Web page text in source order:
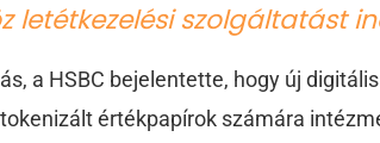
letétkezelési szolgáltatást
a HSBC bejelentette, hogy új
értékpapírok számára